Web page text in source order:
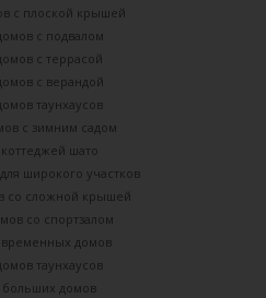
с плоской крышей
с подвалом
с террасой
с верандой
таунхаусов
с зимним садом
шато
широкого участков
со сложной крышей
со спортзалом
домов
таунхаусов
домов